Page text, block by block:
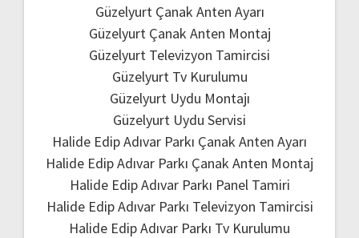
Güzelyurt Çanak Anten Ayarı
Güzelyurt Çanak Anten Montaj
Güzelyurt Televizyon Tamircisi
Güzelyurt Tv Kurulumu
Güzelyurt Uydu Montajı
Güzelyurt Uydu Servisi
Halide Edip Adıvar Parkı Çanak Anten Ayarı
Halide Edip Adıvar Parkı Çanak Anten Montaj
Halide Edip Adıvar Parkı Panel Tamiri
Halide Edip Adıvar Parkı Televizyon Tamircisi
Halide Edip Adıvar Parkı Tv Kurulumu